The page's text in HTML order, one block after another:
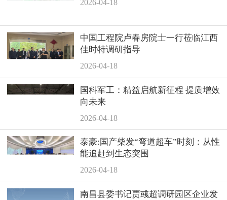
2026-04-18
中国工程院卢春房院士一行莅临江西
佳时特调研指导
2026-04-18
国科军工：精益启航新征程 提质增效
向未来
2026-04-18
泰豪:国产柴发“弯道超车”时刻：从性
能追赶到生态突围
2026-04-18
南昌县委书记贾彧超调研园区企业发